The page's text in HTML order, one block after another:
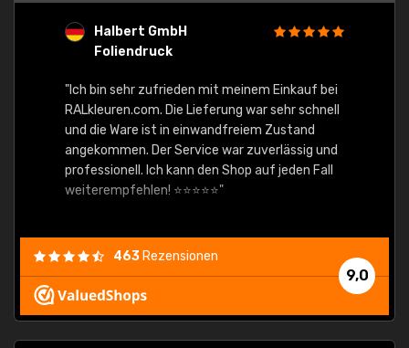
Halbert GmbH
Foliendruck
"Ich bin sehr zufrieden mit meinem Einkauf bei
RALkleuren.com. Die Lieferung war sehr schnell
und die Ware ist in einwandfreiem Zustand
angekommen. Der Service war zuverlässig und
professionell. Ich kann den Shop auf jeden Fall
weiterempfehlen! ⭐⭐⭐⭐⭐"
9,0
463 Rezensionen